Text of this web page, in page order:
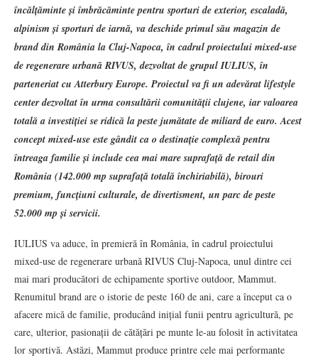
încălțăminte și îmbrăcăminte pentru sporturi de exterior, escaladă,
alpinism și sporturi de iarnă, va deschide primul său magazin de
brand din România la Cluj-Napoca, în cadrul proiectului mixed-use
de regenerare urbană RIVUS, dezvoltat de grupul IULIUS, în
parteneriat cu Atterbury Europe. Proiectul va fi un adevărat lifestyle
center dezvoltat în urma consultării comunității clujene, iar valoarea
totală a investiției se ridică la peste jumătate de miliard de euro. Acest
concept mixed-use este gândit ca o destinație complexă pentru
întreaga familie și include cea mai mare suprafață de retail din
România (142.000 mp suprafață totală închiriabilă), birouri
premium, funcțiuni culturale, de divertisment, un parc de peste
52.000 mp și servicii.
IULIUS va aduce, în premieră în România, în cadrul proiectului
mixed-use de regenerare urbană RIVUS Cluj-Napoca, unul dintre cei
mai mari producători de echipamente sportive outdoor, Mammut.
Renumitul brand are o istorie de peste 160 de ani, care a început ca o
afacere mică de familie, producând inițial funii pentru agricultură, pe
care, ulterior, pasionații de cătățări pe munte le-au folosit în activitatea
lor sportivă. Astăzi, Mammut produce printre cele mai performante